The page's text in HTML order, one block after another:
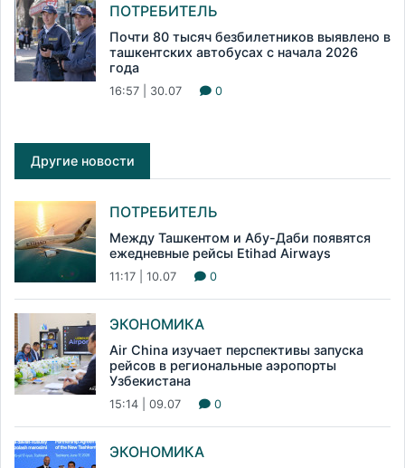
ПОТРЕБИТЕЛЬ
Почти 80 тысяч безбилетников выявлено в
ташкентских автобусах с начала 2026
года
16:57 | 30.07 0
Другие новости
ПОТРЕБИТЕЛЬ
Между Ташкентом и Абу-Даби появятся
ежедневные рейсы Etihad Airways
11:17 | 10.07 0
ЭКОНОМИКА
Air China изучает перспективы запуска
рейсов в региональные аэропорты
Узбекистана
15:14 | 09.07 0
ЭКОНОМИКА